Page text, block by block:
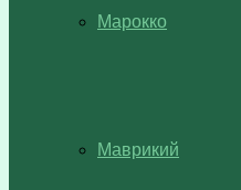
Марокко
Маврикий